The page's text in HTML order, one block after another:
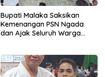
Bupati Malaka Saksikan
Kemenangan PSN Ngada
dan Ajak Seluruh Warga